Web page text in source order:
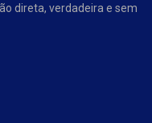
direta, verdadeira e sem